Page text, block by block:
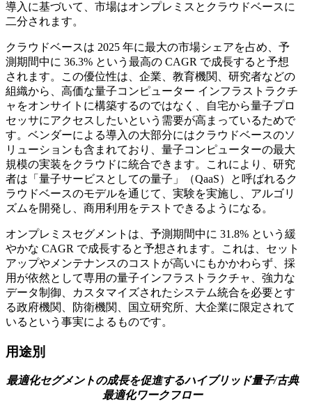
導入に基づいて、市場はオンプレミスとクラウドベースに
二分されます。
クラウドベースは 2025 年に最大の市場シェアを占め、予
測期間中に 36.3% という最高の CAGR で成長すると予想
されます。この優位性は、企業、教育機関、研究者などの
組織から、高価な量子コンピューター インフラストラクチ
ャをオンサイトに構築するのではなく、自宅から量子プロ
セッサにアクセスしたいという需要が高まっているためで
す。ベンダーによる導入の大部分にはクラウドベースのソ
リューションも含まれており、量子コンピューターの最大
規模の実装をクラウドに統合できます。これにより、研究
者は「量子サービスとしての量子」（QaaS）と呼ばれるク
ラウドベースのモデルを通じて、実験を実施し、アルゴリ
ズムを開発し、商用利用をテストできるようになる。
オンプレミスセグメントは、予測期間中に 31.8% という緩
やかな CAGR で成長すると予想されます。これは、セット
アップやメンテナンスのコストが高いにもかかわらず、採
用が依然として専用の量子インフラストラクチャ、強力な
データ制御、カスタマイズされたシステム統合を必要とす
る政府機関、防衛機関、国立研究所、大企業に限定されて
いるという事実によるものです。
用途別
最適化セグメントの成長を促進するハイブリッド量子/古典
最適化ワークフロー